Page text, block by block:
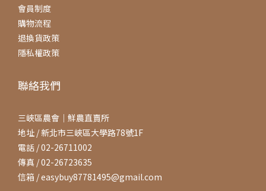
會員制度
購物流程
退換貨政策
隱私權政策
聯絡我們
三峽區農會｜鮮農直賣所
地址 / 新北市三峽區大學路78號1F
電話 / 02-26711002
傳真 / 02-26723635
信箱 / easybuy87781495@gmail.com